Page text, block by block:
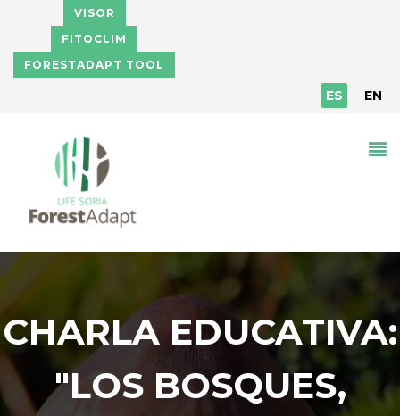
Pasar al contenido principal
VISOR
FITOCLIM
FORESTADAPT TOOL
ES EN
CHARLA EDUCATIVA:
"LOS BOSQUES,